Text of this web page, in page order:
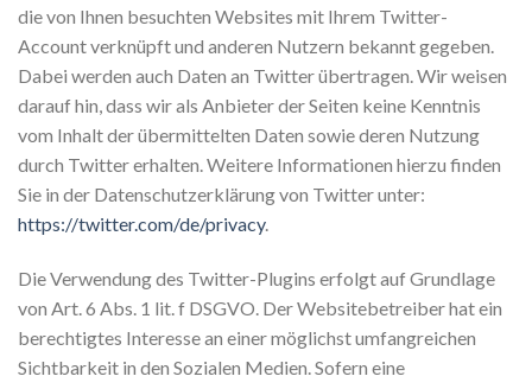
die von Ihnen besuchten Websites mit Ihrem Twitter-
Account verknüpft und anderen Nutzern bekannt gegeben.
Dabei werden auch Daten an Twitter übertragen. Wir weisen
darauf hin, dass wir als Anbieter der Seiten keine Kenntnis
vom Inhalt der übermittelten Daten sowie deren Nutzung
durch Twitter erhalten. Weitere Informationen hierzu finden
Sie in der Datenschutzerklärung von Twitter unter:
https://twitter.com/de/privacy.
Die Verwendung des Twitter-Plugins erfolgt auf Grundlage
von Art. 6 Abs. 1 lit. f DSGVO. Der Websitebetreiber hat ein
berechtigtes Interesse an einer möglichst umfangreichen
Sichtbarkeit in den Sozialen Medien. Sofern eine